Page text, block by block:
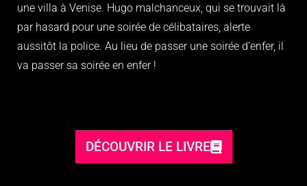
une villa à Venise. Hugo malchanceux, qui se trouvait là
par hasard pour une soirée de célibataires, alerte
aussitôt la police. Au lieu de passer une soirée d’enfer, il
va passer sa soirée en enfer !
DÉCOUVRIR LE LIVRE